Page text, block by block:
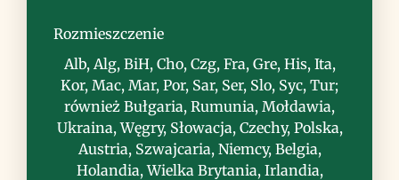
Uwagi
gatunek bardzo zmienny, wiele lokalnych
odmian
Rozmieszczenie
Alb, Alg, BiH, Cho, Czg, Fra, Gre, His, Ita,
Kor, Mac, Mar, Por, Sar, Ser, Slo, Syc, Tur;
również Bułgaria, Rumunia, Mołdawia,
Ukraina, Węgry, Słowacja, Czechy, Polska,
Austria, Szwajcaria, Niemcy, Belgia,
Holandia, Wielka Brytania, Irlandia,